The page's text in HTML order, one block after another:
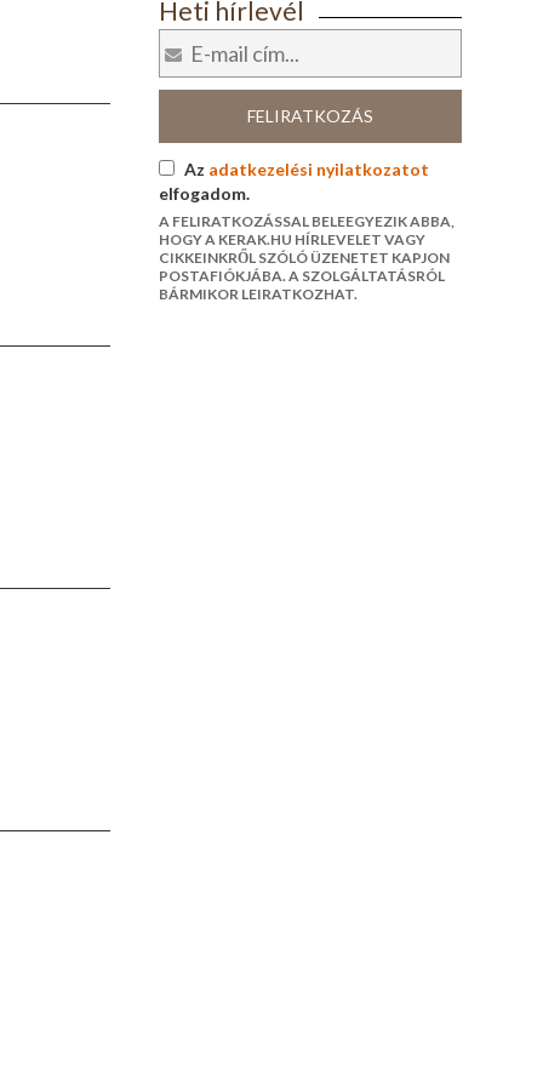
Heti hírlevél
FELIRATKOZÁS
Az adatkezelési nyilatkozatot
elfogadom.
A FELIRATKOZÁSSAL BELEEGYEZIK ABBA,
HOGY A KERAK.HU HÍRLEVELET VAGY
CIKKEINKRŐL SZÓLÓ ÜZENETET KAPJON
POSTAFIÓKJÁBA. A SZOLGÁLTATÁSRÓL
BÁRMIKOR LEIRATKOZHAT.